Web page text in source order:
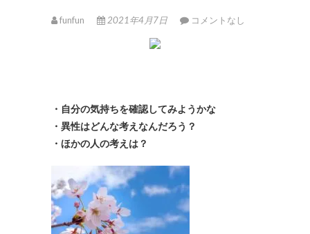
funfun 2021年4月7日 コメントなし
・自分の気持ちを確認してみようかな
・異性はどんな考えなんだろう？
・ほかの人の考えは？